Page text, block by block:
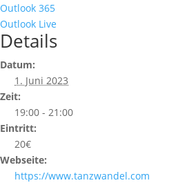
Outlook 365
Outlook Live
Details
Datum:
1. Juni 2023
Zeit:
19:00 - 21:00
Eintritt:
20€
Webseite:
https://www.tanzwandel.com